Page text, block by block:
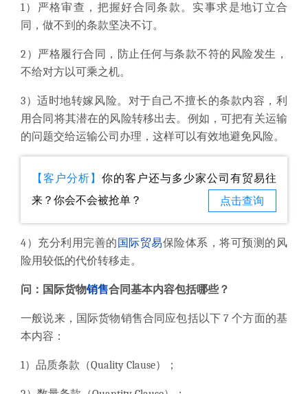
1）严格审查，把握好合同条款。实事求是地订立合
同，做不到的条款坚决不订。
2）严格履行合同，防止任何与条款不符的风险发生，
不给对方以可乘之机。
3）适时地转嫁风险。对于自己不擅长的条款内容，利
用合同将其潜在的风险转移出去。例如，可把有关运输
的问题交给运输公司办理，这样可以有效地避免风险。
【客户分析】你的客户还与多少家公司有贸易往
来？你会不会被抢单？
点击查询
4）充分利用完善的 国际贸易保险体系，将可预测的风
险用较低的代价转移走。
问： 国际货物销售合同基本内容包括哪些？
一般说来，国际货物销售合同应包括以下 7 个方面的基
本内容：
1）品质条款（Quality Clause）；